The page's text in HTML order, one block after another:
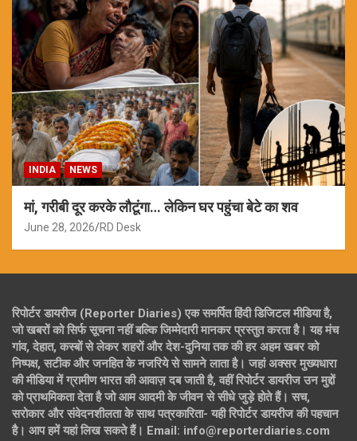
INDIA NEWS
मां, गरीबी दूर करके लौटूंगा… लेकिन घर पहुंचा बेटे का शव
June 28, 2026 RD Desk
रिपोर्टर डायरीज (Reporter Diaries) एक समर्पित हिंदी डिजिटल मीडिया है,
जो खबरों को सिर्फ सूचना नहीं बल्कि जिम्मेदारी मानकर प्रस्तुत करता है। यह मंच
गांव, देहात, कस्बों से लेकर शहरों और देश-दुनिया तक की हर अहम खबर को
निष्पक्ष, सटीक और जनहित के नजरिये से सामने लाता है। जहां अक्सर मुख्यधारा
की मीडिया में ग्रामीण भारत की आवाज़ दब जाती है, वहीं रिपोर्टर डायरीज उन मुद्दों
को प्राथमिकता देता है जो आम आदमी के जीवन से सीधे जुड़े होते हैं। सच,
सरोकार और संवेदनशीलता के साथ पत्रकारिता- यही रिपोर्टर डायरीज की पहचान
है। आप हमें यहां लिख सकते हैं। Email: info@reporterdiaries.com